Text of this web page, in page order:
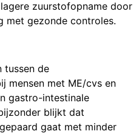
zuurstofopname door
met gezonde controles.
tussen de
mensen met ME/cvs en
gastro-intestinale
blijkt dat
gaat met minder